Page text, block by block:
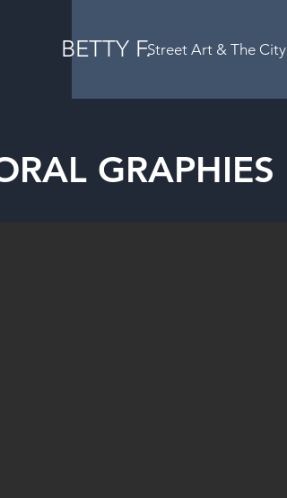
BETTY F.Street Art & The City
GRAPHIES